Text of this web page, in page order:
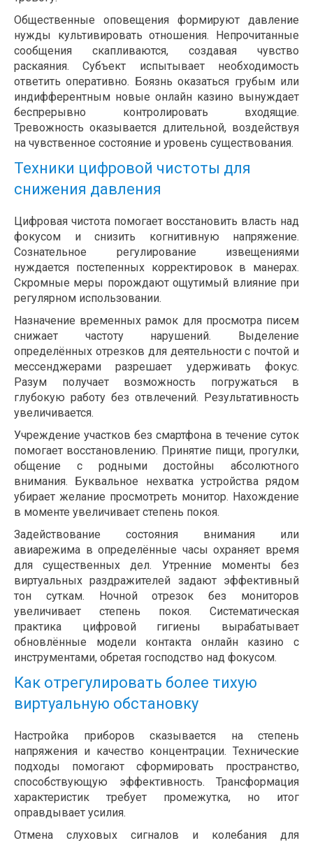
Общественные оповещения формируют давление
нужды культивировать отношения. Непрочитанные
сообщения скапливаются, создавая чувство
раскаяния. Субъект испытывает необходимость
ответить оперативно. Боязнь оказаться грубым или
индифферентным новые онлайн казино вынуждает
беспрерывно контролировать входящие.
Тревожность оказывается длительной, воздействуя
на чувственное состояние и уровень существования.
Техники цифровой чистоты для
снижения давления
Цифровая чистота помогает восстановить власть над
фокусом и снизить когнитивную напряжение.
Сознательное регулирование извещениями
нуждается постепенных корректировок в манерах.
Скромные меры порождают ощутимый влияние при
регулярном использовании.
Назначение временных рамок для просмотра писем
снижает частоту нарушений. Выделение
определённых отрезков для деятельности с почтой и
мессенджерами разрешает удерживать фокус.
Разум получает возможность погружаться в
глубокую работу без отвлечений. Результативность
увеличивается.
Учреждение участков без смартфона в течение суток
помогает восстановлению. Принятие пищи, прогулки,
общение с родными достойны абсолютного
внимания. Буквальное нехватка устройства рядом
убирает желание просмотреть монитор. Нахождение
в моменте увеличивает степень покоя.
Задействование состояния внимания или
авиарежима в определённые часы охраняет время
для существенных дел. Утренние моменты без
виртуальных раздражителей задают эффективный
тон суткам. Ночной отрезок без мониторов
увеличивает степень покоя. Систематическая
практика цифровой гигиены вырабатывает
обновлённые модели контакта онлайн казино с
инструментами, обретая господство над фокусом.
Как отрегулировать более тихую
виртуальную обстановку
Настройка приборов сказывается на степень
напряжения и качество концентрации. Технические
подходы помогают сформировать пространство,
способствующую эффективность. Трансформация
характеристик требует промежутка, но итог
оправдывает усилия.
Отмена слуховых сигналов и колебания для